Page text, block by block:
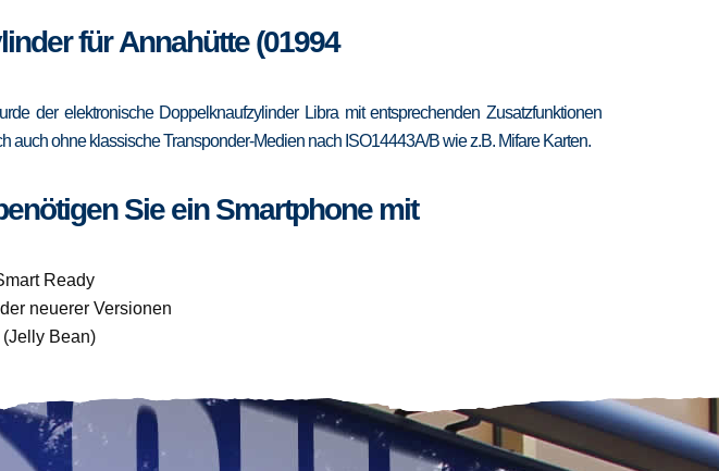
für Annahütte (01994
der elektronische Doppelknaufzylinder Libra mit entsprechenden Zusatzfunktionen
auch ohne klassische Transponder-Medien nach ISO14443A/B wie z.B. Mifare Karten.
Sie ein Smartphone mit
Ready
neuerer Versionen
Bean)